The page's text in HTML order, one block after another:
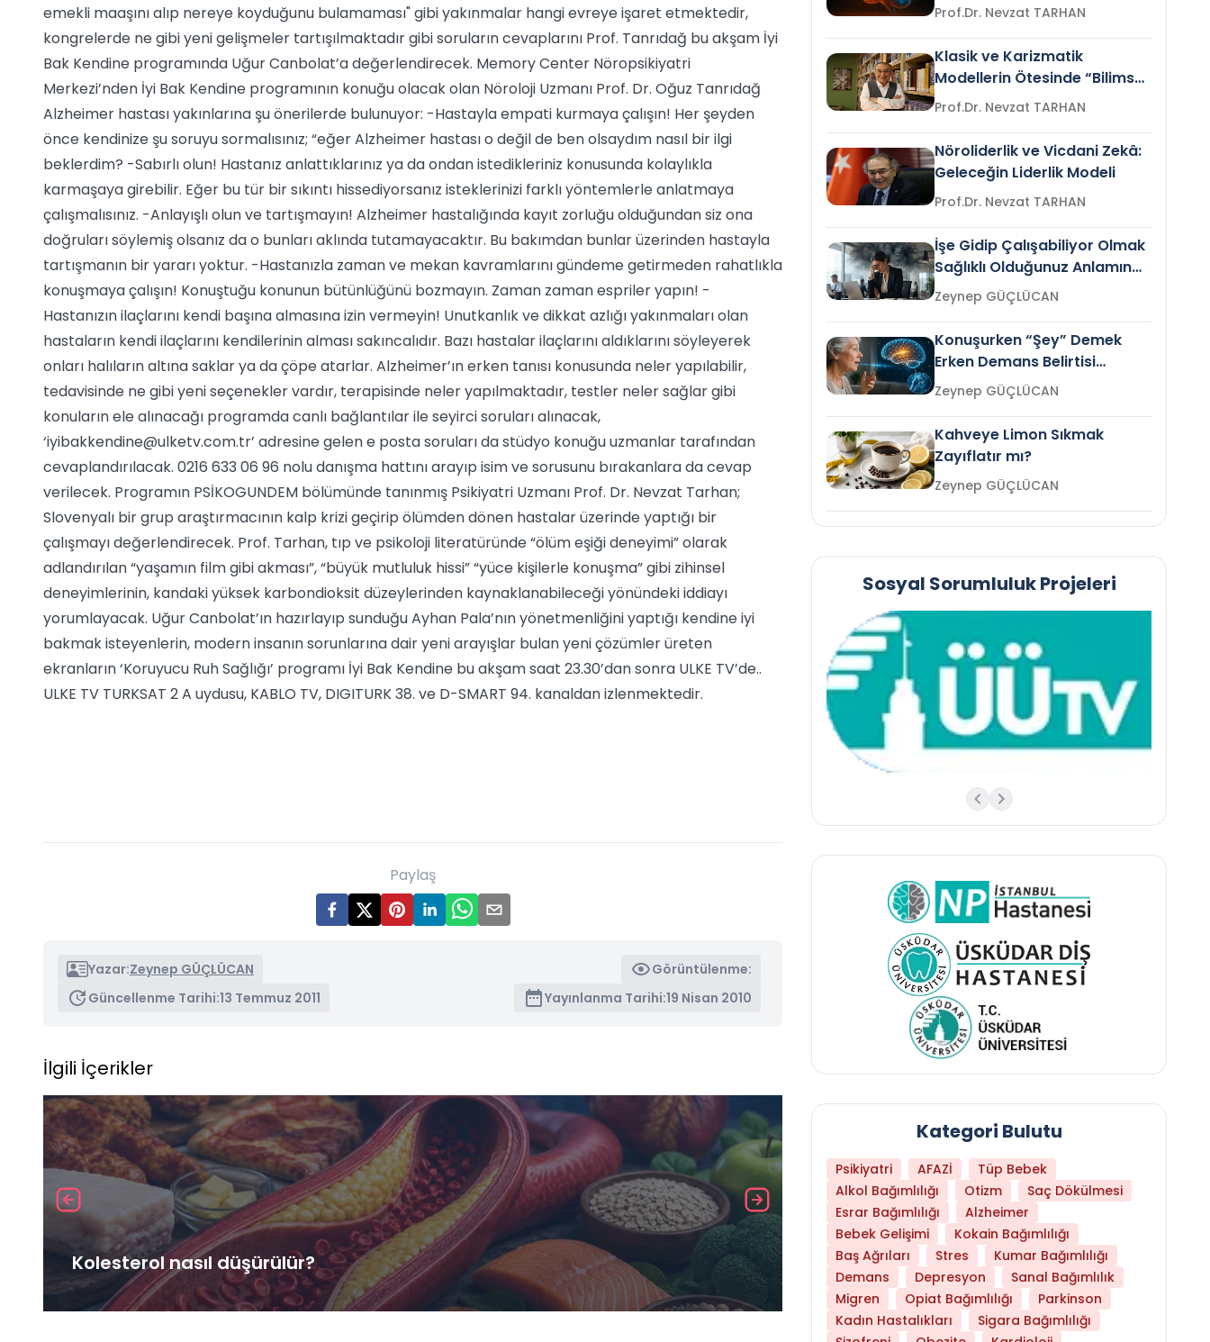
emekli maaşını alıp nereye koyduğunu bulamaması" gibi yakınmalar hangi evreye işaret etmektedir,
kongrelerde ne gibi yeni gelişmeler tartışılmaktadır gibi soruların cevaplarını Prof. Tanrıdağ bu akşam İyi
Bak Kendine programında Uğur Canbolat’a değerlendirecek. Memory Center Nöropsikiyatri
Merkezi’nden İyi Bak Kendine programının konuğu olacak olan Nöroloji Uzmanı Prof. Dr. Oğuz Tanrıdağ
Alzheimer hastası yakınlarına şu önerilerde bulunuyor: -Hastayla empati kurmaya çalışın! Her şeyden
önce kendinize şu soruyu sormalısınız; “eğer Alzheimer hastası o değil de ben olsaydım nasıl bir ilgi
beklerdim? -Sabırlı olun! Hastanız anlattıklarınız ya da ondan istedikleriniz konusunda kolaylıkla
karmaşaya girebilir. Eğer bu tür bir sıkıntı hissediyorsanız isteklerinizi farklı yöntemlerle anlatmaya
çalışmalısınız. -Anlayışlı olun ve tartışmayın! Alzheimer hastalığında kayıt zorluğu olduğundan siz ona
doğruları söylemiş olsanız da o bunları aklında tutamayacaktır. Bu bakımdan bunlar üzerinden hastayla
tartışmanın bir yararı yoktur. -Hastanızla zaman ve mekan kavramlarını gündeme getirmeden rahatlıkla
konuşmaya çalışın! Konuştuğu konunun bütünlüğünü bozmayın. Zaman zaman espriler yapın! -
Hastanızın ilaçlarını kendi başına almasına izin vermeyin! Unutkanlık ve dikkat azlığı yakınmaları olan
hastaların kendi ilaçlarını kendilerinin alması sakıncalıdır. Bazı hastalar ilaçlarını aldıklarını söyleyerek
onları halıların altına saklar ya da çöpe atarlar. Alzheimer’ın erken tanısı konusunda neler yapılabilir,
tedavisinde ne gibi yeni seçenekler vardır, terapisinde neler yapılmaktadır, testler neler sağlar gibi
konuların ele alınacağı programda canlı bağlantılar ile seyirci soruları alınacak,
‘iyibakkendine@ulketv.com.tr’ adresine gelen e posta soruları da stüdyo konuğu uzmanlar tarafından
cevaplandırılacak. 0216 633 06 96 nolu danışma hattını arayıp isim ve sorusunu bırakanlara da cevap
verilecek. Programın PSİKOGUNDEM bölümünde tanınmış Psikiyatri Uzmanı Prof. Dr. Nevzat Tarhan;
Slovenyalı bir grup araştırmacının kalp krizi geçirip ölümden dönen hastalar üzerinde yaptığı bir
çalışmayı değerlendirecek. Prof. Tarhan, tıp ve psikoloji literatüründe “ölüm eşiği deneyimi” olarak
adlandırılan “yaşamın film gibi akması”, “büyük mutluluk hissi” “yüce kişilerle konuşma” gibi zihinsel
deneyimlerinin, kandaki yüksek karbondioksit düzeylerinden kaynaklanabileceği yönündeki iddiayı
yorumlayacak. Uğur Canbolat’ın hazırlayıp sunduğu Ayhan Pala’nın yönetmenliğini yaptığı kendine iyi
bakmak isteyenlerin, modern insanın sorunlarına dair yeni arayışlar bulan yeni çözümler üreten
ekranların ‘Koruyucu Ruh Sağlığı’ programı İyi Bak Kendine bu akşam saat 23.30’dan sonra ULKE TV’de..
ULKE TV TURKSAT 2 A uydusu, KABLO TV, DIGITURK 38. ve D-SMART 94. kanaldan izlenmektedir.
Paylaş
Yazar:Zeynep GÜÇLÜCAN
Görüntülenme:
Güncellenme Tarihi:13 Temmuz 2011 Yayınlanma Tarihi:19 Nisan 2010
İlgili İçerikler
Kolesterol nasıl düşürülür? Daha Az Protein Tüketmek Yaşlanmayı
Prof.Dr. Nevzat TARHAN
Klasik ve Karizmatik
Modellerin Ötesinde “Bilimsel
Liderlik”
Prof.Dr. Nevzat TARHAN
Nöroliderlik ve Vicdani Zekâ:
Geleceğin Liderlik Modeli
Prof.Dr. Nevzat TARHAN
İşe Gidip Çalışabiliyor Olmak
Sağlıklı Olduğunuz Anlamına
Gelir mi?Zeynep GÜÇLÜCAN
Konuşurken “Şey” Demek
Erken Demans Belirtisi
Olabilir mi?Zeynep GÜÇLÜCAN
Kahveye Limon Sıkmak
Zayıflatır mı?
Zeynep GÜÇLÜCAN
Sosyal Sorumluluk Projeleri
Kategori Bulutu
Psikiyatri AFAZİ
Tüp Bebek
Alkol Bağımlılığı
Otizm
Saç Dökülmesi
Esrar Bağımlılığı
Alzheimer
Bebek Gelişimi
Kokain Bağımlılığı
Baş Ağrıları
Stres
Kumar Bağımlılığı
Demans
Depresyon
Sanal Bağımlılık
Migren
Opiat Bağımlılığı
Parkinson
Kadın Hastalıkları
Sigara Bağımlılığı